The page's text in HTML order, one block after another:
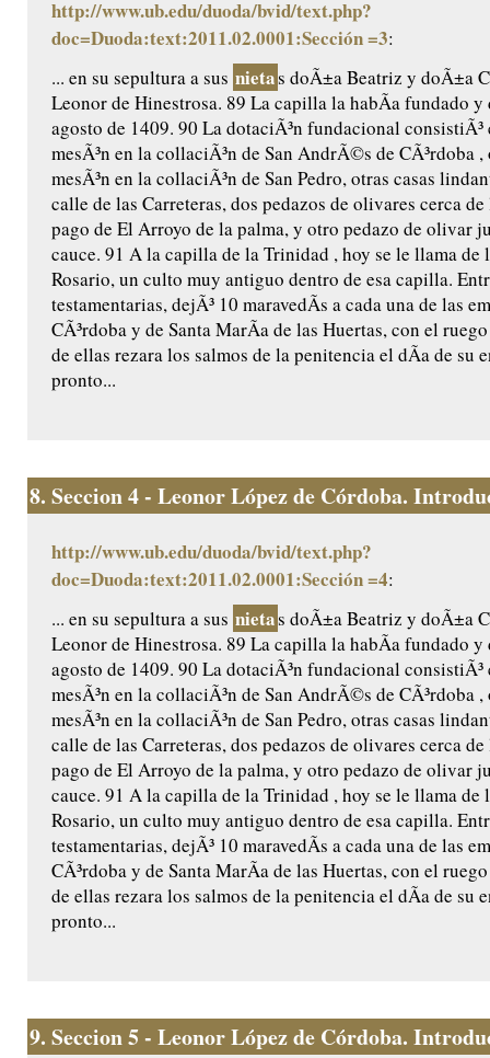
http://www.ub.edu/duoda/bvid/text.php?
doc=Duoda:text:2011.02.0001:Sección =3:
... en su sepultura a sus nietas doÃ±a Beatriz y doÃ±a
Leonor de Hinestrosa. 89 La capilla la habÃ­a fundado y
agosto de 1409. 90 La dotaciÃ³n fundacional consistiÃ³
mesÃ³n en la collaciÃ³n de San AndrÃ©s de CÃ³rdoba ,
mesÃ³n en la collaciÃ³n de San Pedro, otras casas
calle de las Carreteras, dos pedazos de olivares cerca
pago de El Arroyo de la palma, y otro pedazo de olivar
cauce. 91 A la capilla de la Trinidad , hoy se le llama de
Rosario, un culto muy antiguo dentro de esa capilla.
testamentarias, dejÃ³ 10 maravedÃ­s a cada una de las
CÃ³rdoba y de Santa MarÃ­a de las Huertas, con el
de ellas rezara los salmos de la penitencia el dÃ­a de su
pronto...
8. Seccion 4 - Leonor López de Córdoba.
http://www.ub.edu/duoda/bvid/text.php?
doc=Duoda:text:2011.02.0001:Sección =4:
... en su sepultura a sus nietas doÃ±a Beatriz y doÃ±a
Leonor de Hinestrosa. 89 La capilla la habÃ­a fundado y
agosto de 1409. 90 La dotaciÃ³n fundacional consistiÃ³
mesÃ³n en la collaciÃ³n de San AndrÃ©s de CÃ³rdoba ,
mesÃ³n en la collaciÃ³n de San Pedro, otras casas
calle de las Carreteras, dos pedazos de olivares cerca
pago de El Arroyo de la palma, y otro pedazo de olivar
cauce. 91 A la capilla de la Trinidad , hoy se le llama de
Rosario, un culto muy antiguo dentro de esa capilla.
testamentarias, dejÃ³ 10 maravedÃ­s a cada una de las
CÃ³rdoba y de Santa MarÃ­a de las Huertas, con el
de ellas rezara los salmos de la penitencia el dÃ­a de su
pronto...
9. Seccion 5 - Leonor López de Córdoba.